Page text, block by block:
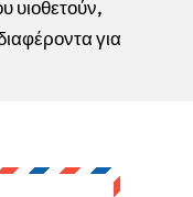
υιοθετούν,
για